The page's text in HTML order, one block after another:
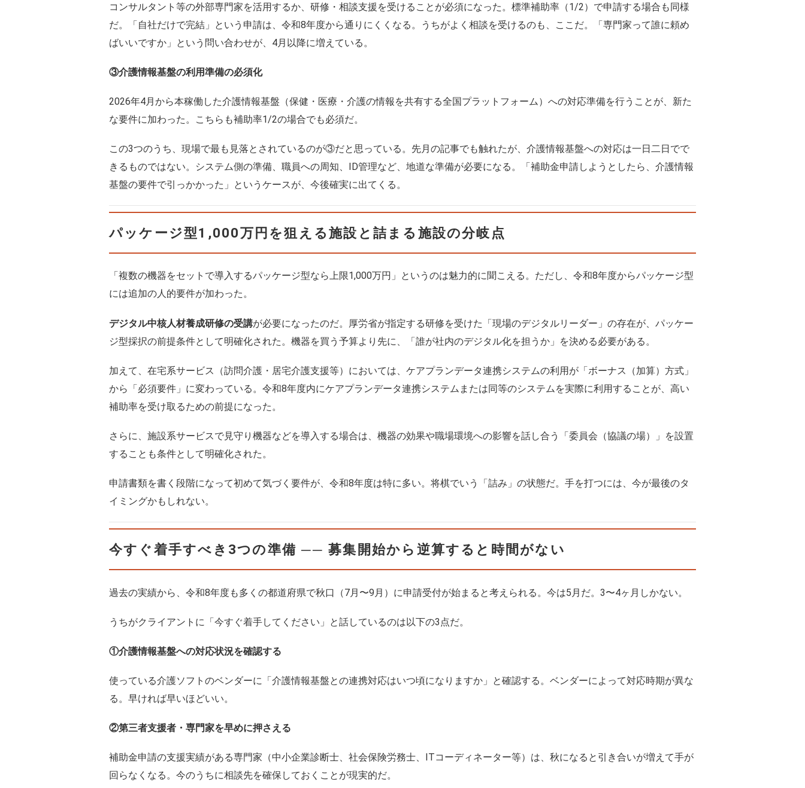
コンサルタント等の外部専門家を活用するか、研修・相談支援を受けることが必須になった。標準補助率（1/2）で申請する場合も同様
だ。「自社だけで完結」という申請は、令和8年度から通りにくくなる。うちがよく相談を受けるのも、ここだ。「専門家って誰に頼め
ばいいですか」という問い合わせが、4月以降に増えている。
③介護情報基盤の利用準備の必須化
2026年4月から本稼働した介護情報基盤（保健・医療・介護の情報を共有する全国プラットフォーム）への対応準備を行うことが、新た
な要件に加わった。こちらも補助率1/2の場合でも必須だ。
この3つのうち、現場で最も見落とされているのが③だと思っている。先月の記事でも触れたが、介護情報基盤への対応は一日二日でで
きるものではない。システム側の準備、職員への周知、ID管理など、地道な準備が必要になる。「補助金申請しようとしたら、介護情報
基盤の要件で引っかかった」というケースが、今後確実に出てくる。
パッケージ型1,000万円を狙える施設と詰まる施設の分岐点
「複数の機器をセットで導入するパッケージ型なら上限1,000万円」というのは魅力的に聞こえる。ただし、令和8年度からパッケージ型
には追加の人的要件が加わった。
デジタル中核人材養成研修の受講が必要になったのだ。厚労省が指定する研修を受けた「現場のデジタルリーダー」の存在が、パッケー
ジ型採択の前提条件として明確化された。機器を買う予算より先に、「誰が社内のデジタル化を担うか」を決める必要がある。
加えて、在宅系サービス（訪問介護・居宅介護支援等）においては、ケアプランデータ連携システムの利用が「ボーナス（加算）方式」
から「必須要件」に変わっている。令和8年度内にケアプランデータ連携システムまたは同等のシステムを実際に利用することが、高い
補助率を受け取るための前提になった。
さらに、施設系サービスで見守り機器などを導入する場合は、機器の効果や職場環境への影響を話し合う「委員会（協議の場）」を設置
することも条件として明確化された。
申請書類を書く段階になって初めて気づく要件が、令和8年度は特に多い。将棋でいう「詰み」の状態だ。手を打つには、今が最後のタ
イミングかもしれない。
今すぐ着手すべき3つの準備 ── 募集開始から逆算すると時間がない
過去の実績から、令和8年度も多くの都道府県で秋口（7月〜9月）に申請受付が始まると考えられる。今は5月だ。3〜4ヶ月しかない。
うちがクライアントに「今すぐ着手してください」と話しているのは以下の3点だ。
①介護情報基盤への対応状況を確認する
使っている介護ソフトのベンダーに「介護情報基盤との連携対応はいつ頃になりますか」と確認する。ベンダーによって対応時期が異な
る。早ければ早いほどいい。
②第三者支援者・専門家を早めに押さえる
補助金申請の支援実績がある専門家（中小企業診断士、社会保険労務士、ITコーディネーター等）は、秋になると引き合いが増えて手が
回らなくなる。今のうちに相談先を確保しておくことが現実的だ。